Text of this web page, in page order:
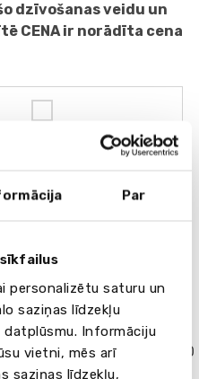
Par
personalizētu saturu un
saziņas līdzekļu
datplūsmu. Informāciju
vietni, mēs arī
saziņas līdzekļu,
dzīvošanas veidu un
CENA ir norādīta cena
vai dzelzceļa stacijā - 30
un nogādā tieši